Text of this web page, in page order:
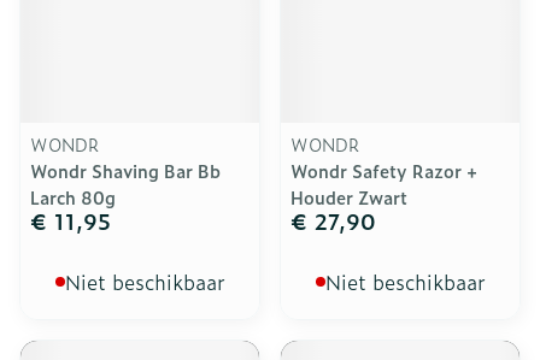
WONDR
Wondr Shaving Bar Bb
Larch 80g
€ 11,95
Niet beschikbaar
WONDR
Wondr Safety Razor +
Houder Zwart
€ 27,90
Niet beschikbaar